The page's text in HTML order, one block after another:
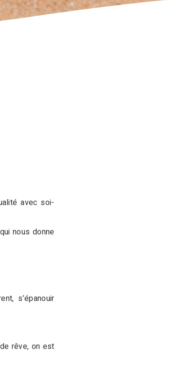
avec soi-
nous donne
s’épanouir
rêve, on est